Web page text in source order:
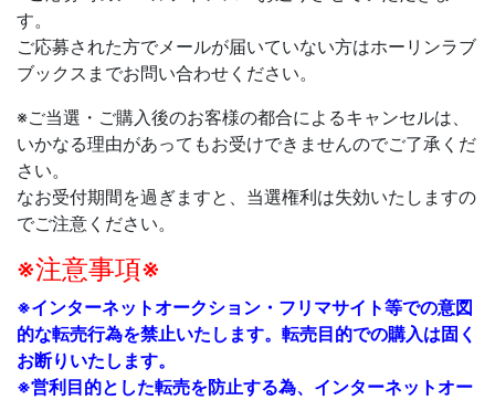
す。
ご応募された方でメールが届いていない方はホーリンラブ
ブックスまでお問い合わせください。
※ご当選・ご購入後のお客様の都合によるキャンセルは、
いかなる理由があってもお受けできませんのでご了承くだ
さい。
なお受付期間を過ぎますと、当選権利は失効いたしますの
でご注意ください。
※注意事項※
※インターネットオークション・フリマサイト等での意図
的な転売行為を禁止いたします。転売目的での購入は固く
お断りいたします。
※営利目的とした転売を防止する為、インターネットオー